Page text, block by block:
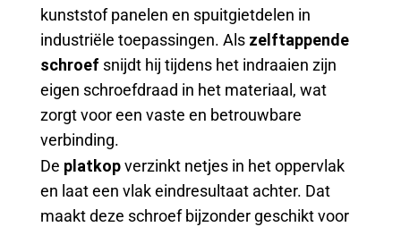
kunststof panelen en spuitgietdelen in
industriële toepassingen. Als zelftappende
schroef snijdt hij tijdens het indraaien zijn
eigen schroefdraad in het materiaal, wat
zorgt voor een vaste en betrouwbare
verbinding.
De platkopverzinkt netjes in het oppervlak
en laat een vlak eindresultaat achter. Dat
maakt deze schroef bijzonder geschikt voor